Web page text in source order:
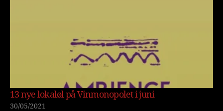
13 nye lokaløl på Vinmonopolet i juni
30/05/2021